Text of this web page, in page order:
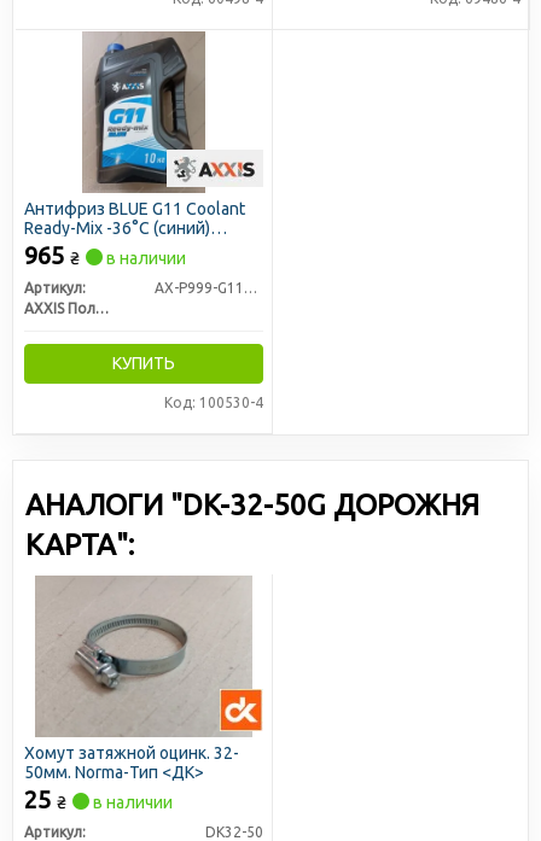
Антифриз BLUE G11 Сoolant
Ready-Mix -36°C (cиний)
(Канистра 10кг) (AXXIS)
965 ₴ в наличии
Артикул:
AX-P999-G11B RDM10
AXXIS Польша
КУПИТЬ
Код: 100530-4
АНАЛОГИ "DK-32-50G ДОРОЖНЯ
КАРТА":
Хомут затяжной оцинк. 32-
50мм. Norma-Тип <ДК>
25 ₴ в наличии
Артикул:
DK32-50